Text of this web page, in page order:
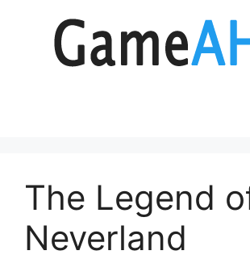
The Legend
Neverland